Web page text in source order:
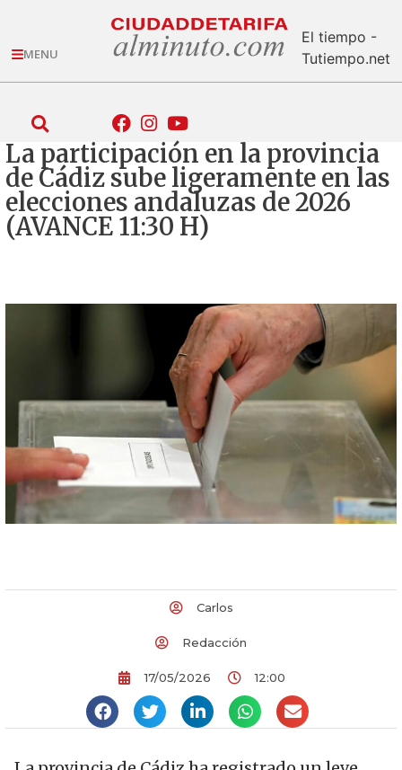
MENU
El tiempo -
Tutiempo.net
La participación en la provincia
de Cádiz sube ligeramente en las
elecciones andaluzas de 2026
(AVANCE 11:30 H)
Carlos
Redacción
17/05/2026 12:00